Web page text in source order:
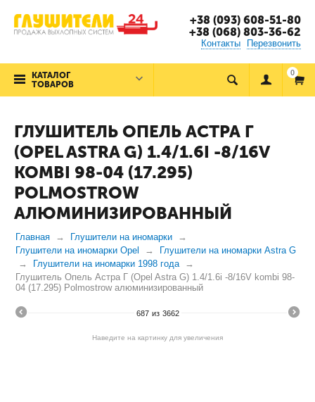
+38 (093) 608-51-80
+38 (068) 803-36-62
Контакты Перезвонить
КАТАЛОГ
ТОВАРОВ
0
ГЛУШИТЕЛЬ ОПЕЛЬ АСТРА Г
(OPEL ASTRA G) 1.4/1.6I -8/16V
KOMBI 98-04 (17.295)
POLMOSTROW
АЛЮМИНИЗИРОВАННЫЙ
Главная
Глушители на иномарки
Глушители на иномарки Opel
Глушители на иномарки Astra G
Глушители на иномарки 1998 года
Глушитель Опель Астра Г (Opel Astra G) 1.4/1.6i -8/16V kombi 98-
04 (17.295) Polmostrow алюминизированный
687 из 3662
Наведите на картинку для увеличения